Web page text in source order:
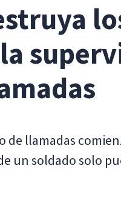
llamadas
un soldado solo